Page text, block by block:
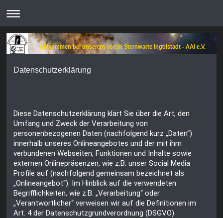
Willkommen bei unserem Verein Sternwarte Ingolstadt - AAI e.V.
Datenschutzerklärung
Diese Datenschutzerklärung klärt Sie über die Art, den
Umfang und Zweck der Verarbeitung von
personenbezogenen Daten (nachfolgend kurz „Daten“)
innerhalb unseres Onlineangebotes und der mit ihm
verbundenen Webseiten, Funktionen und Inhalte sowie
externen Onlinepräsenzen, wie z.B. unser Social Media
Profile auf (nachfolgend gemeinsam bezeichnet als
„Onlineangebot“). Im Hinblick auf die verwendeten
Begrifflichkeiten, wie z.B. „Verarbeitung“ oder
„Verantwortlicher“ verweisen wir auf die Definitionen im
Art. 4 der Datenschutzgrundverordnung (DSGVO).